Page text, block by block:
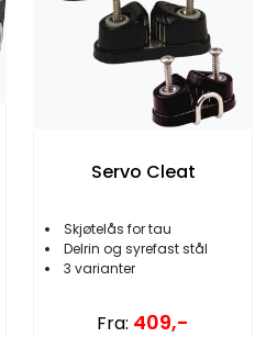
Servo Cleat
Skjøtelås for tau
Delrin og syrefast stål
3 varianter
Fra: 409,-